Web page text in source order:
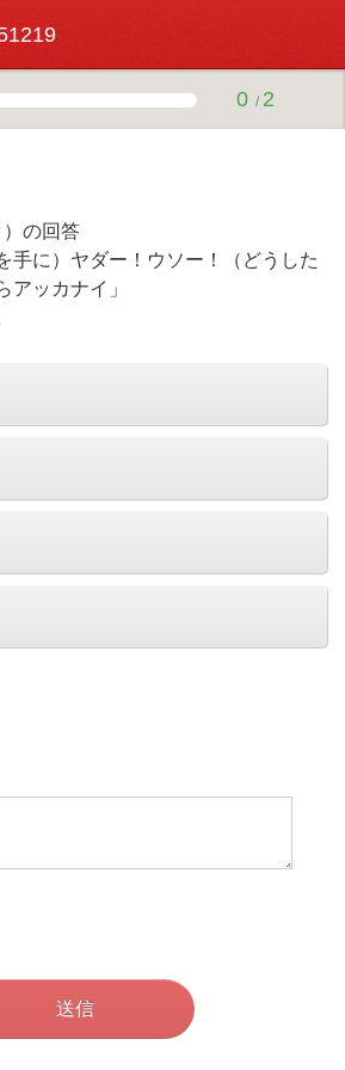
0 / 2
の回答
手に）ヤダー！ウソー！（どうした
アッカナイ」
送信